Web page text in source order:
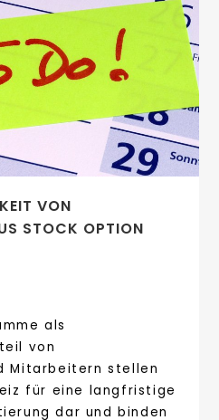
VON
STOCK OPTION
als
von
Mitarbeitern stellen
für eine langfristige
dar und binden